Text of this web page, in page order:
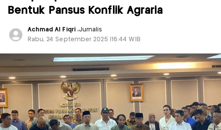
Bentuk Pansus Konflik Agraria
Achmad Al Fiqri ,Jurnalis
Rabu, 24 September 2025 |16:44 WIB